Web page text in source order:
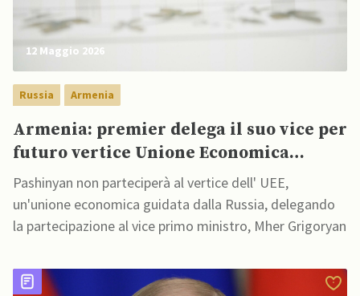
12 Maggio 2026
Russia Armenia
Armenia: premier delega il suo vice per
futuro vertice Unione Economica
Eurasiatica
Pashinyan non parteciperà al vertice dell' UEE,
un'unione economica guidata dalla Russia, delegando
la partecipazione al vice primo ministro, Mher Grigoryan